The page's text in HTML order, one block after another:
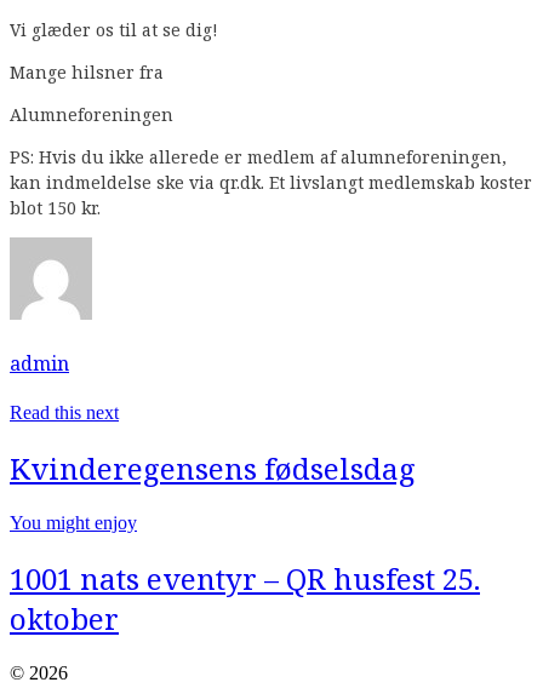
Vi glæder os til at se dig!
Mange hilsner fra
Alumneforeningen
PS: Hvis du ikke allerede er medlem af alumneforeningen,
kan indmeldelse ske via qr.dk. Et livslangt medlemskab koster
blot 150 kr.
admin
Read this next
Kvinderegensens fødselsdag
You might enjoy
1001 nats eventyr – QR husfest 25.
oktober
© 2026